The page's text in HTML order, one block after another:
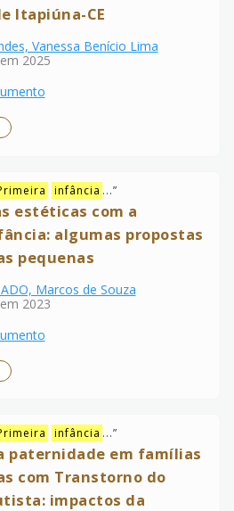
Itapiúna-CE
Vanessa Benício Lima
2025
infância ...”
estéticas com a
algumas propostas
pequenas
Marcos de Souza
2023
infância ...”
paternidade em famílias
com Transtorno do
impactos da